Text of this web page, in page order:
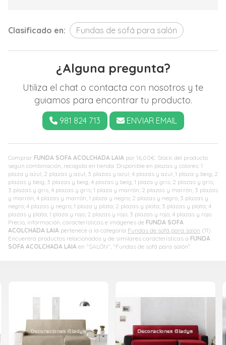
Comprar FUNDA SOFA ACOLCHADA LAIA por 16,00€ . Stock del producto
según combinación, recogida en tienda. Disponible en plazas y colores: 1
plaza y azul; 2 plazas y azul; 3 plazas y azul; 4 plazas y azul; 1 plaza y beig; 2
plazas y beig; 3 plazas y beig; 4 plazas y beig; 1 plaza y gris; 2 plazas y gris;
3 plazas y gris; 4 plazas y gris; 1 plaza y marrón; 2 plazas y marrón; 3 plazas
y marrón; 4 plazas y marrón; 1 plaza y negro; 2 plazas y negro; 3 plazas y
negro; 4 plazas y negro; 1 plaza y plata; 2 plazas y plata; 3 plazas y plata; 4
plazas y plata; 1 plaza y rojo; 2 plazas y rojo; 3 plazas y rojo; 4 plazas y rojo.
Precio, información, características e imágenes de FUNDA SOFA
ACOLCHADA LAIA pertenece a la categoría Fundas de sofá para salón (11).
Encuentra productos relacionados y de similares características a FUNDA
SOFA ACOLCHADA LAIA en "SALÓN", "Fundas de sofá para salón".
Clasificado en: Fundas de sofá para salón
¿Alguna pregunta?
Utiliza el chat o contacta con nosotros y te
guiamos para encontrar tu producto.
981 824 713 ENVIAR EMAIL